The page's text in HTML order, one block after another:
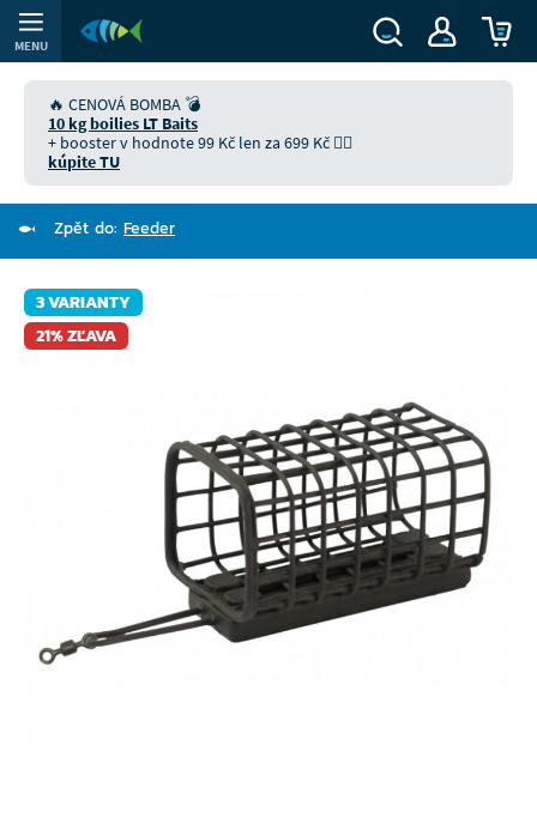
MENU
🔥 CENOVÁ BOMBA 💣
10 kg boilies LT Baits
+ booster v hodnote 99 Kč len za 699 Kč 👉🏻
kúpite TU
Zpět do: Feeder
3 VARIANTY
21% ZĽAVA